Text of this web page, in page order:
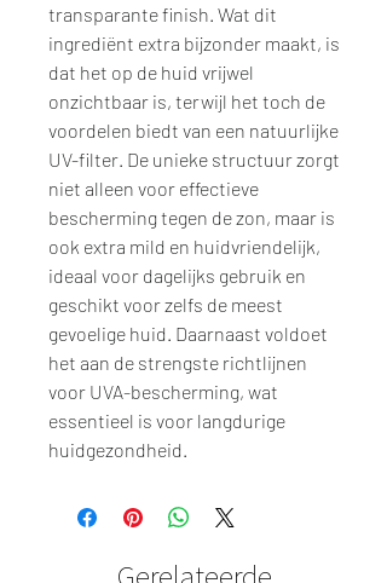
transparante finish. Wat dit
ingrediënt extra bijzonder maakt, is
dat het op de huid vrijwel
onzichtbaar is, terwijl het toch de
voordelen biedt van een natuurlijke
UV-filter. De unieke structuur zorgt
niet alleen voor effectieve
bescherming tegen de zon, maar is
ook extra mild en huidvriendelijk,
ideaal voor dagelijks gebruik en
geschikt voor zelfs de meest
gevoelige huid. Daarnaast voldoet
het aan de strengste richtlijnen
voor UVA-bescherming, wat
essentieel is voor langdurige
huidgezondheid.
Gerelateerde